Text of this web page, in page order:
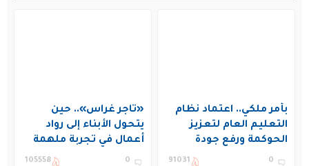
بأمر ملكي.. اعتماد نظام
التعليم العام لتعزيز
الحوكمة ورفع جودة
التعليم في المملكة
0
91031
«تاجر غراس».. حين
يتحول الأبناء إلى رواد
أعمال في تجربة ملهمة
بنادي غراس الصيفي
0
105558